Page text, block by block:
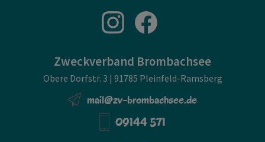
Zweckverband Brombachsee
Obere Dorfstr. 3 | 91785 Pleinfeld-Ramsberg
mail@zv-brombachsee.de
09144 571